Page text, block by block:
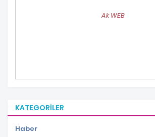
Ak WEB
KATEGORILER
Haber